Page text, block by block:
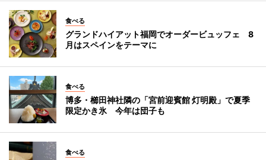
食べる
グランドハイアット福岡でオーダービュッフェ 8
月はスペインをテーマに
食べる
博多・櫛田神社隣の「宮前迎賓館 灯明殿」で夏季
限定かき氷 今年は団子も
食べる